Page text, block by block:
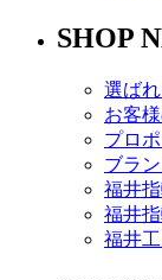
SHOP
選ば
お客
プロ
ブラ
福井
福井
福井